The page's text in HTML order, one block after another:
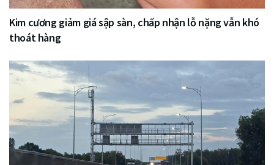
Kim cương giảm giá sập sàn, chấp nhận lỗ nặng vẫn khó
thoát hàng